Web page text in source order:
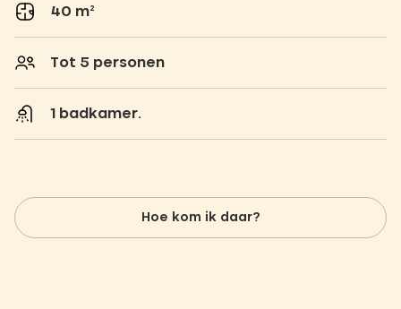
40 m²
Tot 5 personen
1 badkamer.
Hoe kom ik daar?